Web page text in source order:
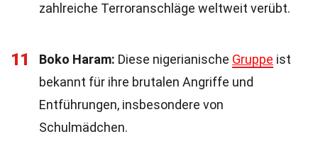
zahlreiche Terroranschläge weltweit verübt.
11 Boko Haram: Diese nigerianische Gruppe ist
bekannt für ihre brutalen Angriffe und
Entführungen, insbesondere von
Schulmädchen.